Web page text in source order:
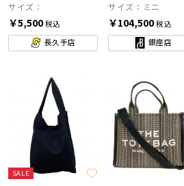
サイズ：
￥5,500税込
長久手店
サイズ：ミニ
￥104,500税込
銀座店
SALE